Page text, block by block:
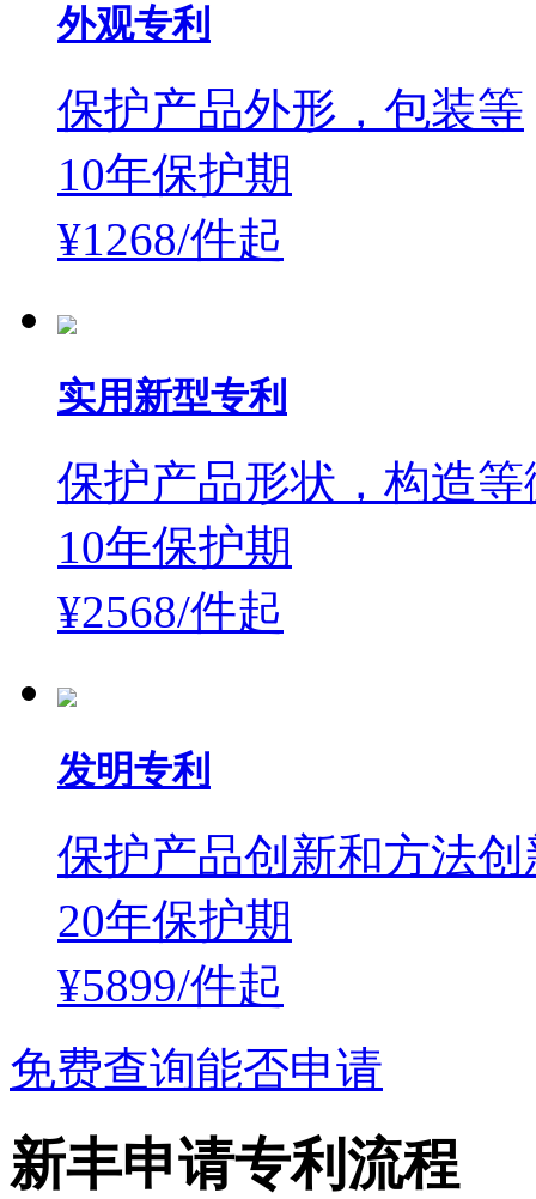
外观专利
保护产品外形，包装等
10年保护期
¥1268/件起
实用新型专利
保护产品形状，构造
10年保护期
¥2568/件起
发明专利
保护产品创新和方法创
20年保护期
¥5899/件起
免费查询能否申请
新丰申请专利流程